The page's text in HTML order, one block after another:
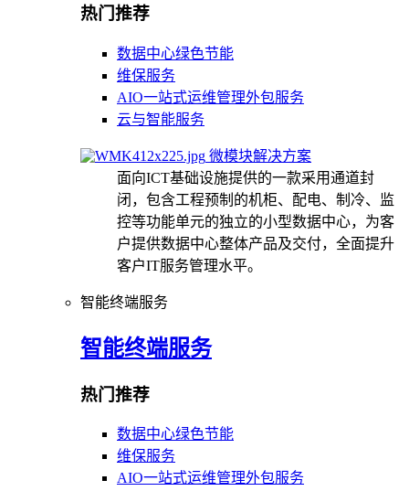
热门推荐
数据中心绿色节能
维保服务
AIO一站式运维管理外包服务
云与智能服务
微模块解决方案
面向ICT基础设施提供的一款采用通道封
闭，包含工程预制的机柜、配电、制冷、监
控等功能单元的独立的小型数据中心，为客
户提供数据中心整体产品及交付，全面提升
客户IT服务管理水平。
智能终端服务
智能终端服务
热门推荐
数据中心绿色节能
维保服务
AIO一站式运维管理外包服务